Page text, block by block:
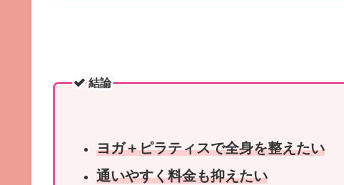
結論
ヨガ＋ピラティスで全身を整えたい
通いやすく料金も抑えたい